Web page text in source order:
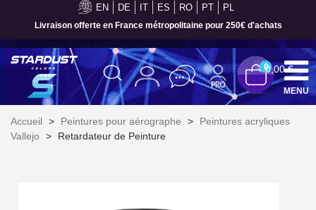
EN DE IT ES RO PT PL
Livraison offerte en France métropolitaine pour 250€ d'achats
00,00 €
MENU
Accueil > Peintures pour aérographe >
Peintures acryliques
Vallejo
> Retardateur de Peinture